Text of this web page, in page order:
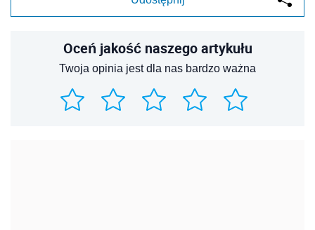
Oceń jakość naszego artykułu
Twoja opinia jest dla nas bardzo ważna